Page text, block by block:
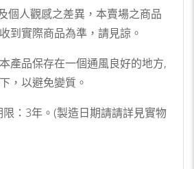
個人觀感之差異，本賣場之商品
到實際商品為準，請見諒。
產品保存在一個通風良好的地方,
，以避免變質。
：3年。(製造日期請請詳見實物